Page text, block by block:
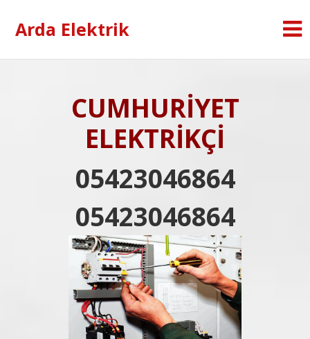
Arda Elektrik
CUMHURİYET
ELEKTRİKÇİ
05423046864
05423046864